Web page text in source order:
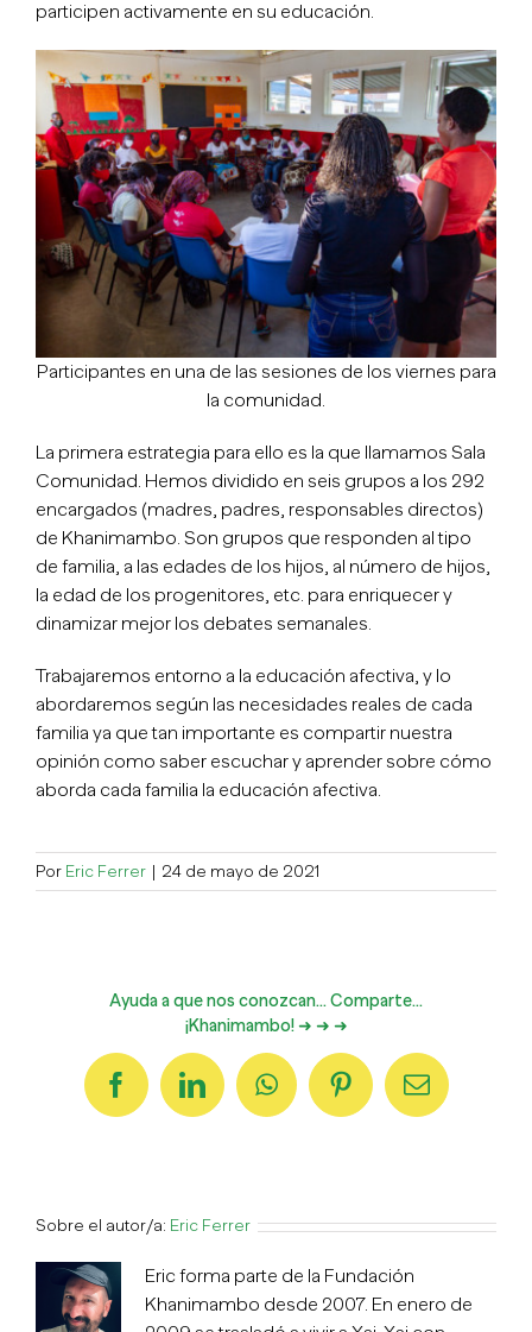
participen activamente en su educación.
Participantes en una de las sesiones de los viernes para
la comunidad.
La primera estrategia para ello es la que llamamos Sala
Comunidad. Hemos dividido en seis grupos a los 292
encargados (madres, padres, responsables directos)
de Khanimambo. Son grupos que responden al tipo
de familia, a las edades de los hijos, al número de hijos,
la edad de los progenitores, etc. para enriquecer y
dinamizar mejor los debates semanales.
Trabajaremos entorno a la educación afectiva, y lo
abordaremos según las necesidades reales de cada
familia ya que tan importante es compartir nuestra
opinión como saber escuchar y aprender sobre cómo
aborda cada familia la educación afectiva.
Por Eric Ferrer | 24 de mayo de 2021
Ayuda a que nos conozcan... Comparte...
¡Khanimambo! ➜ ➜ ➜
FacebookLinkedInWhatsAppPinterestCorreo
electrónico
Sobre el autor/a: Eric Ferrer
Eric forma parte de la Fundación
Khanimambo desde 2007. En enero de